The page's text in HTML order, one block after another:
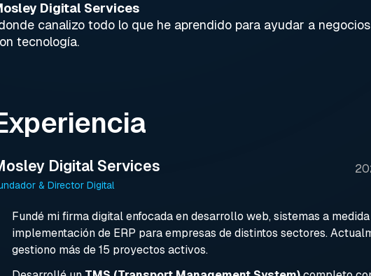
Digital Services
canalizo todo lo que he aprendido para ayudar a
tecnología.
Digital Services
& Director Digital
Fundé mi firma digital enfocada en desarrollo web, sistemas a
implementación de ERP para empresas de distintos sectores.
gestiono más de 15 proyectos activos.